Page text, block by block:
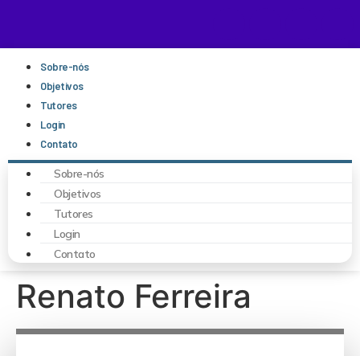
Sobre-nós
Objetivos
Tutores
Login
Contato
Sobre-nós
Objetivos
Tutores
Login
Contato
Renato Ferreira